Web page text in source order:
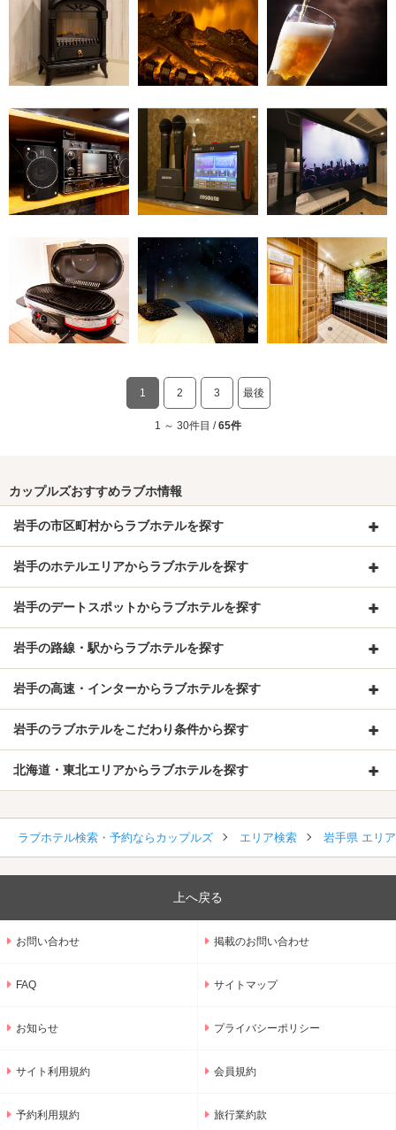
1 2 3 最後
1 ～ 30件目 /65件
カップルズおすすめラブホ情報
岩手の市区町村からラブホテルを探す
岩手のホテルエリアからラブホテルを探す
岩手のデートスポットからラブホテルを探す
岩手の路線・駅からラブホテルを探す
岩手の高速・インターからラブホテルを探す
岩手のラブホテルをこだわり条件から探す
北海道・東北エリアからラブホテルを探す
ラブホテル検索・予約ならカップルズ エリア検索 岩手県 エリ
上へ戻る
お問い合わせ 掲載のお問い合わせ
FAQ サイトマップ
お知らせ プライバシーポリシー
サイト利用規約 会員規約
予約利用規約 旅行業約款